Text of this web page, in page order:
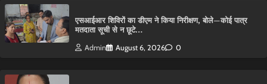
एसआईआर शिविरों का डीएम ने किया निरीक्षण, बोले—कोई पात्र
मतदाता सूची से न छूटे…
Admin August 6, 2026 0